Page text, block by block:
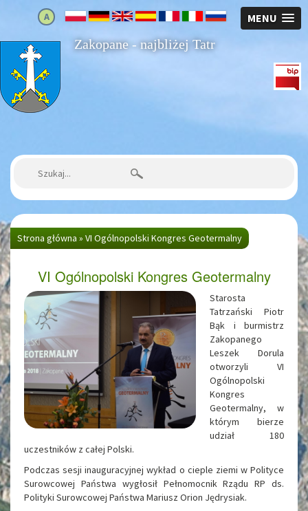
MENU
A
Strona główna Zakopane - najbliżej Tatr
Szukaj:
Strona główna » VI Ogólnopolski Kongres Geotermalny
VI Ogólnopolski Kongres Geotermalny
Starosta
Tatrzański Piotr
Bąk i burmistrz
Zakopanego
Leszek Dorula
otworzyli VI
Ogólnopolski
Kongres
Geotermalny, w
którym bierze
udział 180
uczestników z całej Polski.
Podczas sesji inauguracyjnej wykład o cieple ziemi w Polityce
Surowcowej Państwa wygłosił Pełnomocnik Rządu RP ds.
Polityki Surowcowej Państwa Mariusz Orion Jędrysiak.